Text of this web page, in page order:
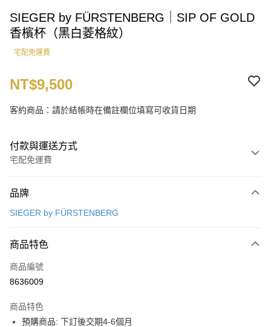
SIEGER by FÜRSTENBERG｜SIP OF GOLD
香檳杯（黑白菱格紋）
宅配免運費
NT$9,500
客約商品：請於結帳時在備註欄位填寫可收貨日期
付款與運送方式
宅配免運費
信用卡一次付款
宅配
每筆NT$100，滿NT$3,000(含以上)免運費
免運費
品牌
SIEGER by FÜRSTENBERG
商品特色
商品編號
8636009
商品特色
預購商品: 下訂後交期4-6個月